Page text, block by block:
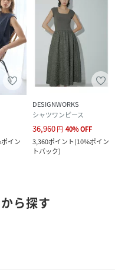
イン
DESIGNWORKS
シャツワンピース
36,960円 40%OFF
3,360ポイント(10%ポイン
トバック)
ら探す